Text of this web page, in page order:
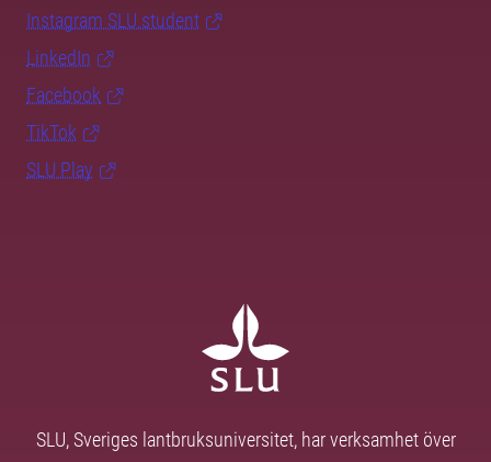
Instagram SLU.student
LinkedIn
Facebook
TikTok
SLU Play
SLU, Sveriges lantbruksuniversitet, har verksamhet över